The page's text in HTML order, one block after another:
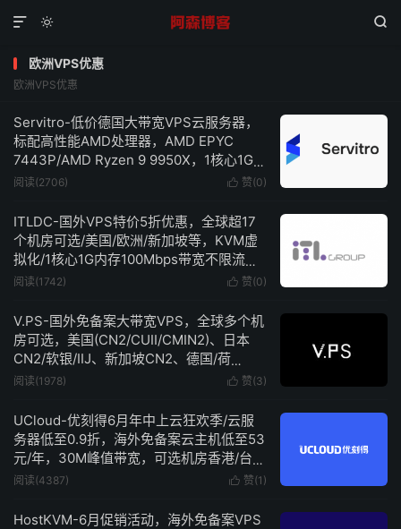
 

欧洲VPS优惠
欧洲VPS优惠
Servitro-低价德国大带宽VPS云服务器，
标配高性能AMD处理器，AMD EPYC
7443P/AMD Ryzen 9 9950X，1核心1G内
存10Gbps带宽低至$12/年
 赞(0)
阅读(2706)
ITLDC-国外VPS特价5折优惠，全球超17
个机房可选/美国/欧洲/新加坡等，KVM虚
拟化/1核心1G内存100Mbps带宽不限流
量，低至€19/年
 赞(0)
阅读(1742)
V.PS-国外免备案大带宽VPS，全球多个机
房可选，美国(CN2/CUII/CMIN2)、日本
CN2/软银/IIJ、新加坡CN2、德国/荷
兰/CN2+CUII、英国CUII，特价优惠低至
 赞(3)
阅读(1978)
UCloud-优刻得6月年中上云狂欢季/云服
务器低至0.9折，海外免备案云主机低至53
元/年，30M峰值带宽，可选机房香港/台
北/东京/新加坡/曼谷/洛杉矶
 赞(1 )
阅读(4387)
HostKVM-6月促销活动，海外免备案VPS